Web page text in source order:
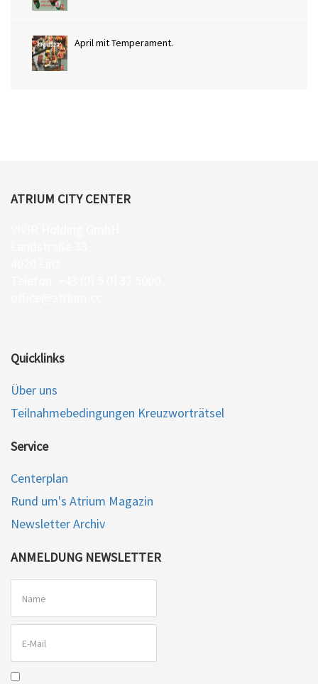
April mit Temperament.
ATRIUM CITY CENTER
Quicklinks
Über uns
Teilnahmebedingungen Kreuzworträtsel
Service
Centerplan
Rund um's Atrium Magazin
Newsletter Archiv
ANMELDUNG NEWSLETTER